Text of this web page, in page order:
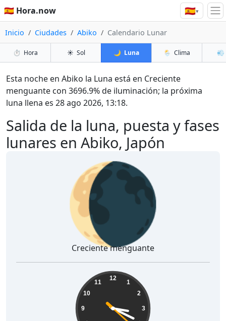
🇪🇸 Hora.now 🇪🇸▾
Inicio Ciudades Abiko Calendario Lunar
⏱️ Hora ☀️ Sol 🌙 Luna 🌦️ Clima 💨
Salida de la luna, puesta y fases
lunares en Abiko, Japón
Esta noche en Abiko la Luna está en Creciente
menguante con 3696.9% de iluminación; la próxima
luna llena es 28 ago 2026, 13:18.
🌘
Creciente menguante
12
1
2
3
9
10
11